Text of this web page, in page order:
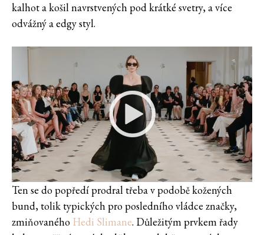
kalhot a košil navrstvených pod krátké svetry, a více
odvážný a edgy styl.
Ten se do popředí prodral třeba v podobě kožených
bund, tolik typických pro posledního vládce značky,
zmiňovaného Hedi Slimane. Důležitým prvkem řady